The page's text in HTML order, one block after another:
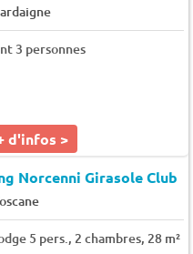
3 personnes
d'infos >
Norcenni Girasole Club
5 pers., 2 chambres, 28 m²